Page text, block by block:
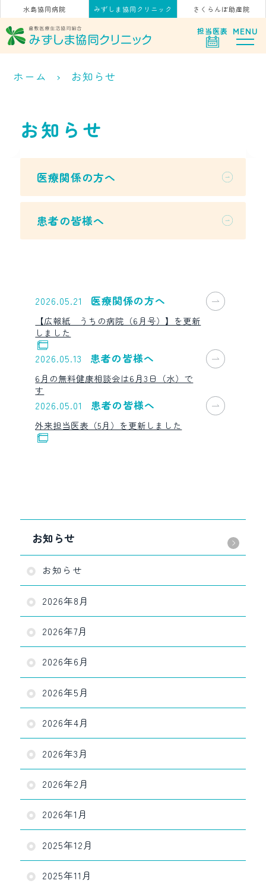
水島協同病院 みずしま協同クリニック さくらんぼ助産院
担当医表 MENU
ホーム お知らせ
お知らせ
医療関係の方へ
患者の皆様へ
2026.05.21 医療関係の方へ
【広報紙 うちの病院（6月号）】を更新
しました
2026.05.13 患者の皆様へ
6月の無料健康相談会は6月3日（水）で
す
2026.05.01 患者の皆様へ
外来担当医表（5月）を更新しました
お知らせ
お知らせ
2026年8月
2026年7月
2026年6月
2026年5月
2026年4月
2026年3月
2026年2月
2026年1月
2025年12月
2025年11月